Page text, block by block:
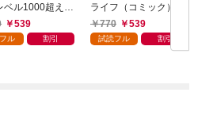
ベル1000超えの
、落ちこぼれク
入学。そして、
539
ル 割引
ライフ（コミック） 1
770
539
試読フル 割引